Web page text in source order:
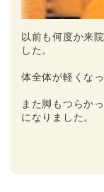
以前も何度か来
した。
体全体が軽くな
また脚もつらか
になりました。